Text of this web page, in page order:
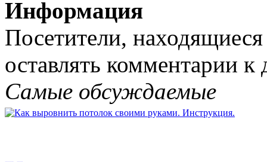
Информация
Посетители,
оставлять комментарии
Самые обсуждаемые